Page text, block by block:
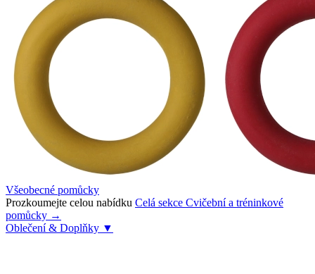
Všeobecné pomůcky
Prozkoumejte celou nabídku Celá sekce Cvičební a tréninkové
pomůcky →
Oblečení & Doplňky ▼